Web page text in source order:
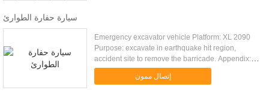
سيارة حفارة الطوارئ
Emergency excavator vehicle Platform: XL 2090
Purpose: excavate in earthquake hit region,
accident site to remove the barricade. Appendix:
excavator, telescopic boom. Technical data:
Platform Total length 5867 ...
إتصال ممون